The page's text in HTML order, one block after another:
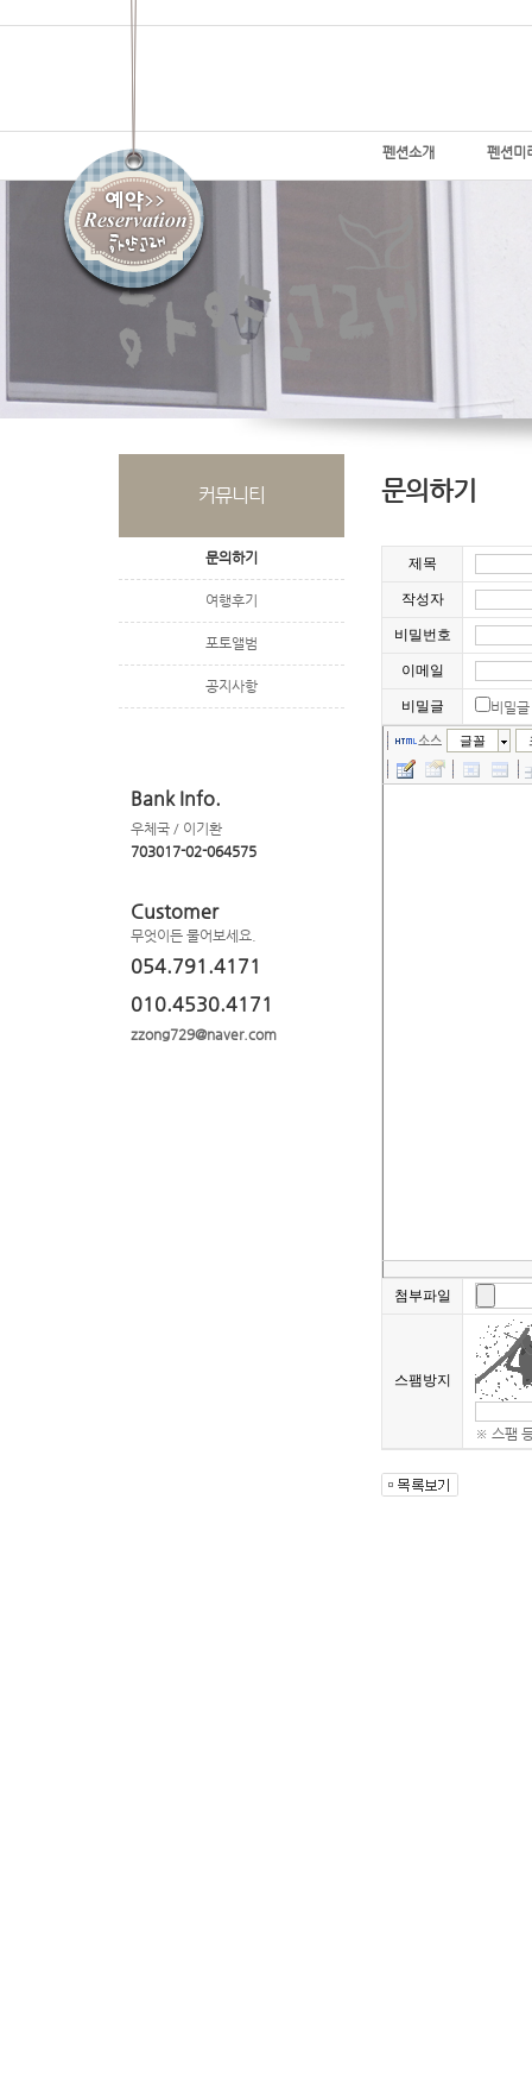
펜션소개 펜션미
커뮤니티
문의하기
여행후기
포토앨범
공지사항
Bank Info.
우체국 / 이기환
703017-02-064575
Customer
무엇이든 물어보세요.
054.791.4171
010.4530.4171
zzong729@naver.com
문의하기
제목
작성자
비밀번호
이메일
비밀글 비밀글
소스 글꼴
첨부파일
스팸방지
※ 스팸